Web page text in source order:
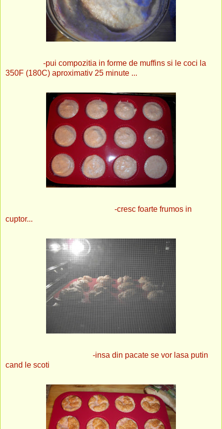
-pui compozitia in forme de muffins si le coci la
350F (180C) aproximativ 25 minute ...
-cresc foarte frumos in
cuptor...
-insa din pacate se vor lasa putin
cand le scoti